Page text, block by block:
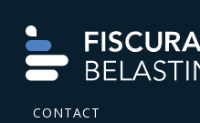
CONTACT